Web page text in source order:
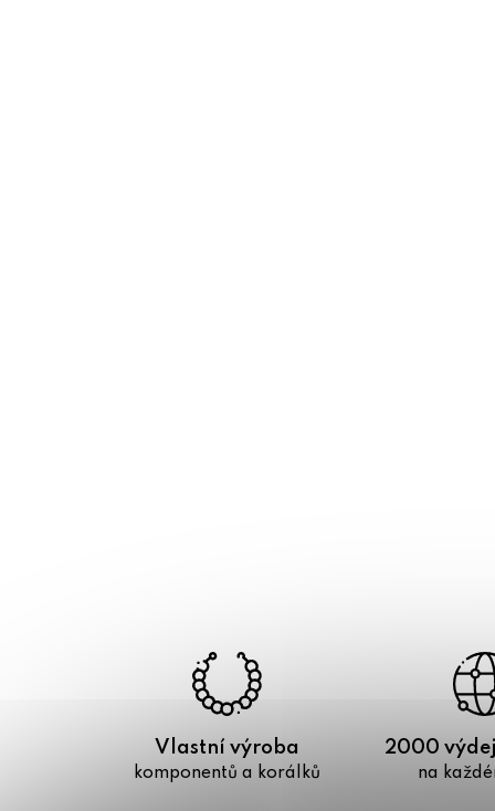
Vlastní výroba
komponentů a korálků
2000
na